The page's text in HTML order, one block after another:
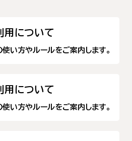
用について
い方やルールをご案内します。
用について
い方やルールをご案内します。